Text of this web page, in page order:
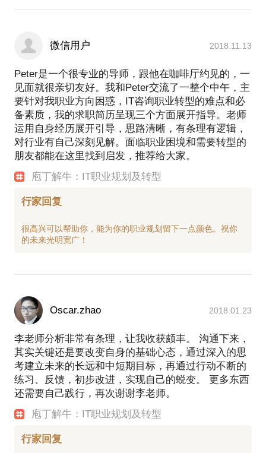
微信用户 2018.11.13
Peter是一个很专业的导师，跟他在咖啡厅约见的，一
见面就很亲切友好。我和Peter交流了一整个中午，主
要针对我职业方向困惑，IT咨询职业转型的难点和必
备素质，我的求职简历呈现三个方面展开指导。老师
运用自身经历展开引导，思路清晰，有条理有逻辑，
对行业有自己深刻见解。面临职业困境和需要转型的
朋友都能在这里找到启发，推荐给大家。
庖丁解牛：IT职业规划及转型
行家回复
很高兴可以帮助你，能为你的职业规划留下一点颜色。祝你
Oscar.zhao 2018.01.23
李老师分析非常有条理，让我收获颇丰。 沟通下来，
其实关键还是要改变自身的基础心态，通过深入的思
考建立未来的长远和中短期目标，再通过行动不断的
练习、反馈，初步改进，实现自己的蜕变。 更多东西
还需要自己践行，再次谢谢李老师。
庖丁解牛：IT职业规划及转型
行家回复